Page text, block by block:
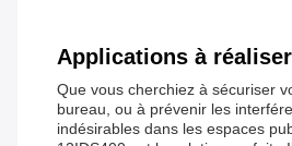
Applications à
Que vous cherchiez à sécuriser
bureau, ou à prévenir les
indésirables dans les espaces